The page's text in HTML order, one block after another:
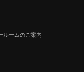
ルームのご案内